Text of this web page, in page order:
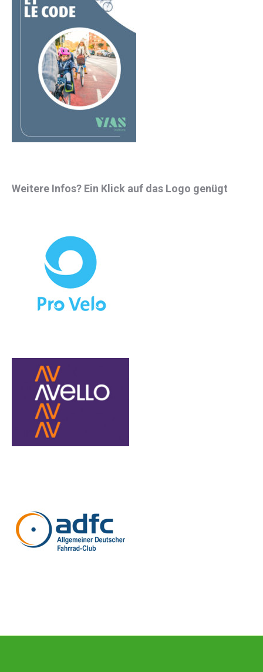
Weitere Infos? Ein Klick auf das Logo genügt